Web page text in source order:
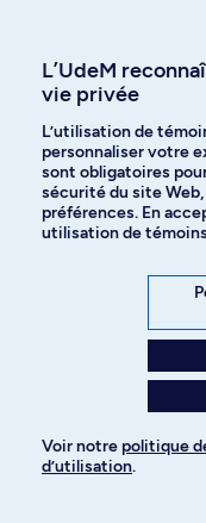
types de reconstruction.
Sessions de travail
3.0 Crédits
KIN 6841
Adaptation du
Fondements biomédicaux
Évaluation
biomécanique,
3.0
Trouble de la mobilité
l'arthrose, des déficits
squelettiques et des
L’UdeM
vie privée
L’utilisation de
personnaliser votre
sont obligatoires
sécurité du site
préférences. En
utilisation de
Voir notre politique
d’utilisation.